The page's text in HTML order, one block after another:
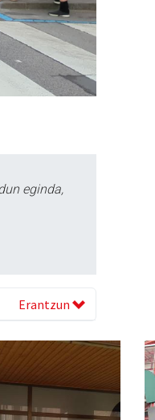
eginda,
Erantzun